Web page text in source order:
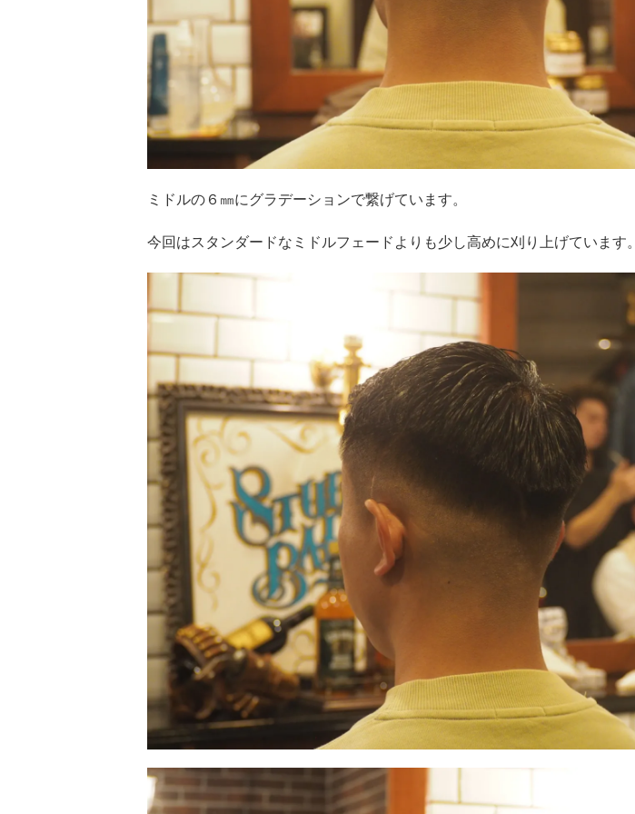
ミドルの６㎜にグラデーションで繋げています。
今回はスタンダードなミドルフェードよりも少し高めに刈り上げています。